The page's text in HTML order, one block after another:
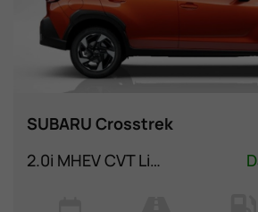
SUBARU Crosstrek
2.0i MHEV CVT Lineartr. Style Xtra